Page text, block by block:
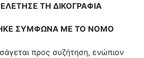
ΤΗ ΔΙΚΟΓΡΑΦΙΑ
ΣΥΜΦΩΝΑ ΜΕ ΤΟ ΝΟΜΟ
προς συζήτηση, ενώπιον